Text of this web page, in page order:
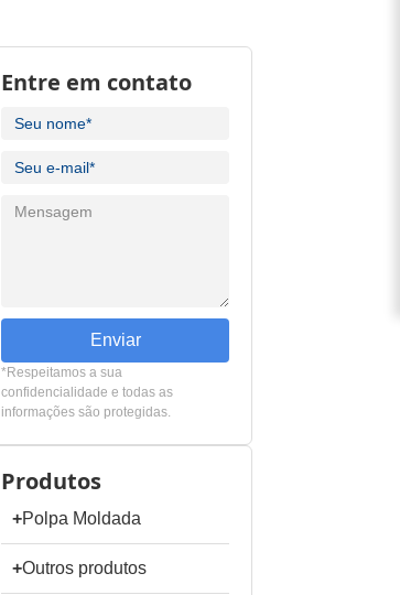
Entre em contato
Enviar
*Respeitamos a sua
confidencialidade e todas as
informações são protegidas.
Produtos
+Polpa Moldada
+Outros produtos